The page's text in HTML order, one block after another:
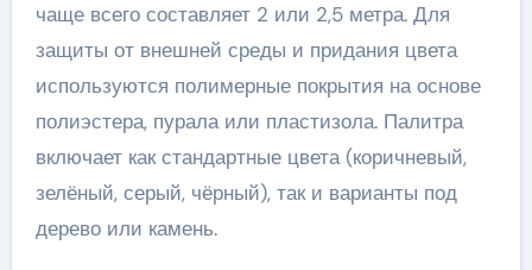
чаще всего составляет 2 или 2,5 метра. Для
защиты от внешней среды и придания цвета
используются полимерные покрытия на основе
полиэстера, пурала или пластизола. Палитра
включает как стандартные цвета (коричневый,
зелёный, серый, чёрный), так и варианты под
дерево или камень.